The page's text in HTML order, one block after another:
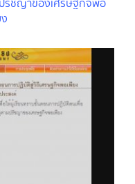
รัชญาของเศรษฐกิจพอ